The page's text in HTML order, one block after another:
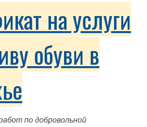
на услуги
обуви в
по добровольной